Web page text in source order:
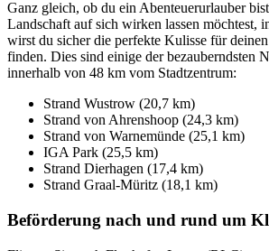
Ganz gleich, ob du ein Abenteuerurlauber
Landschaft auf sich wirken lassen möchtest,
wirst du sicher die perfekte Kulisse für
finden. Dies sind einige der bezauberndsten
innerhalb von 48 km vom Stadtzentrum:
Strand Wustrow (20,7 km)
Strand von Ahrenshoop (24,3 km)
Strand von Warnemünde (25,1 km)
IGA Park (25,5 km)
Strand Dierhagen (17,4 km)
Strand Graal-Müritz (18,1 km)
Beförderung nach und rund um